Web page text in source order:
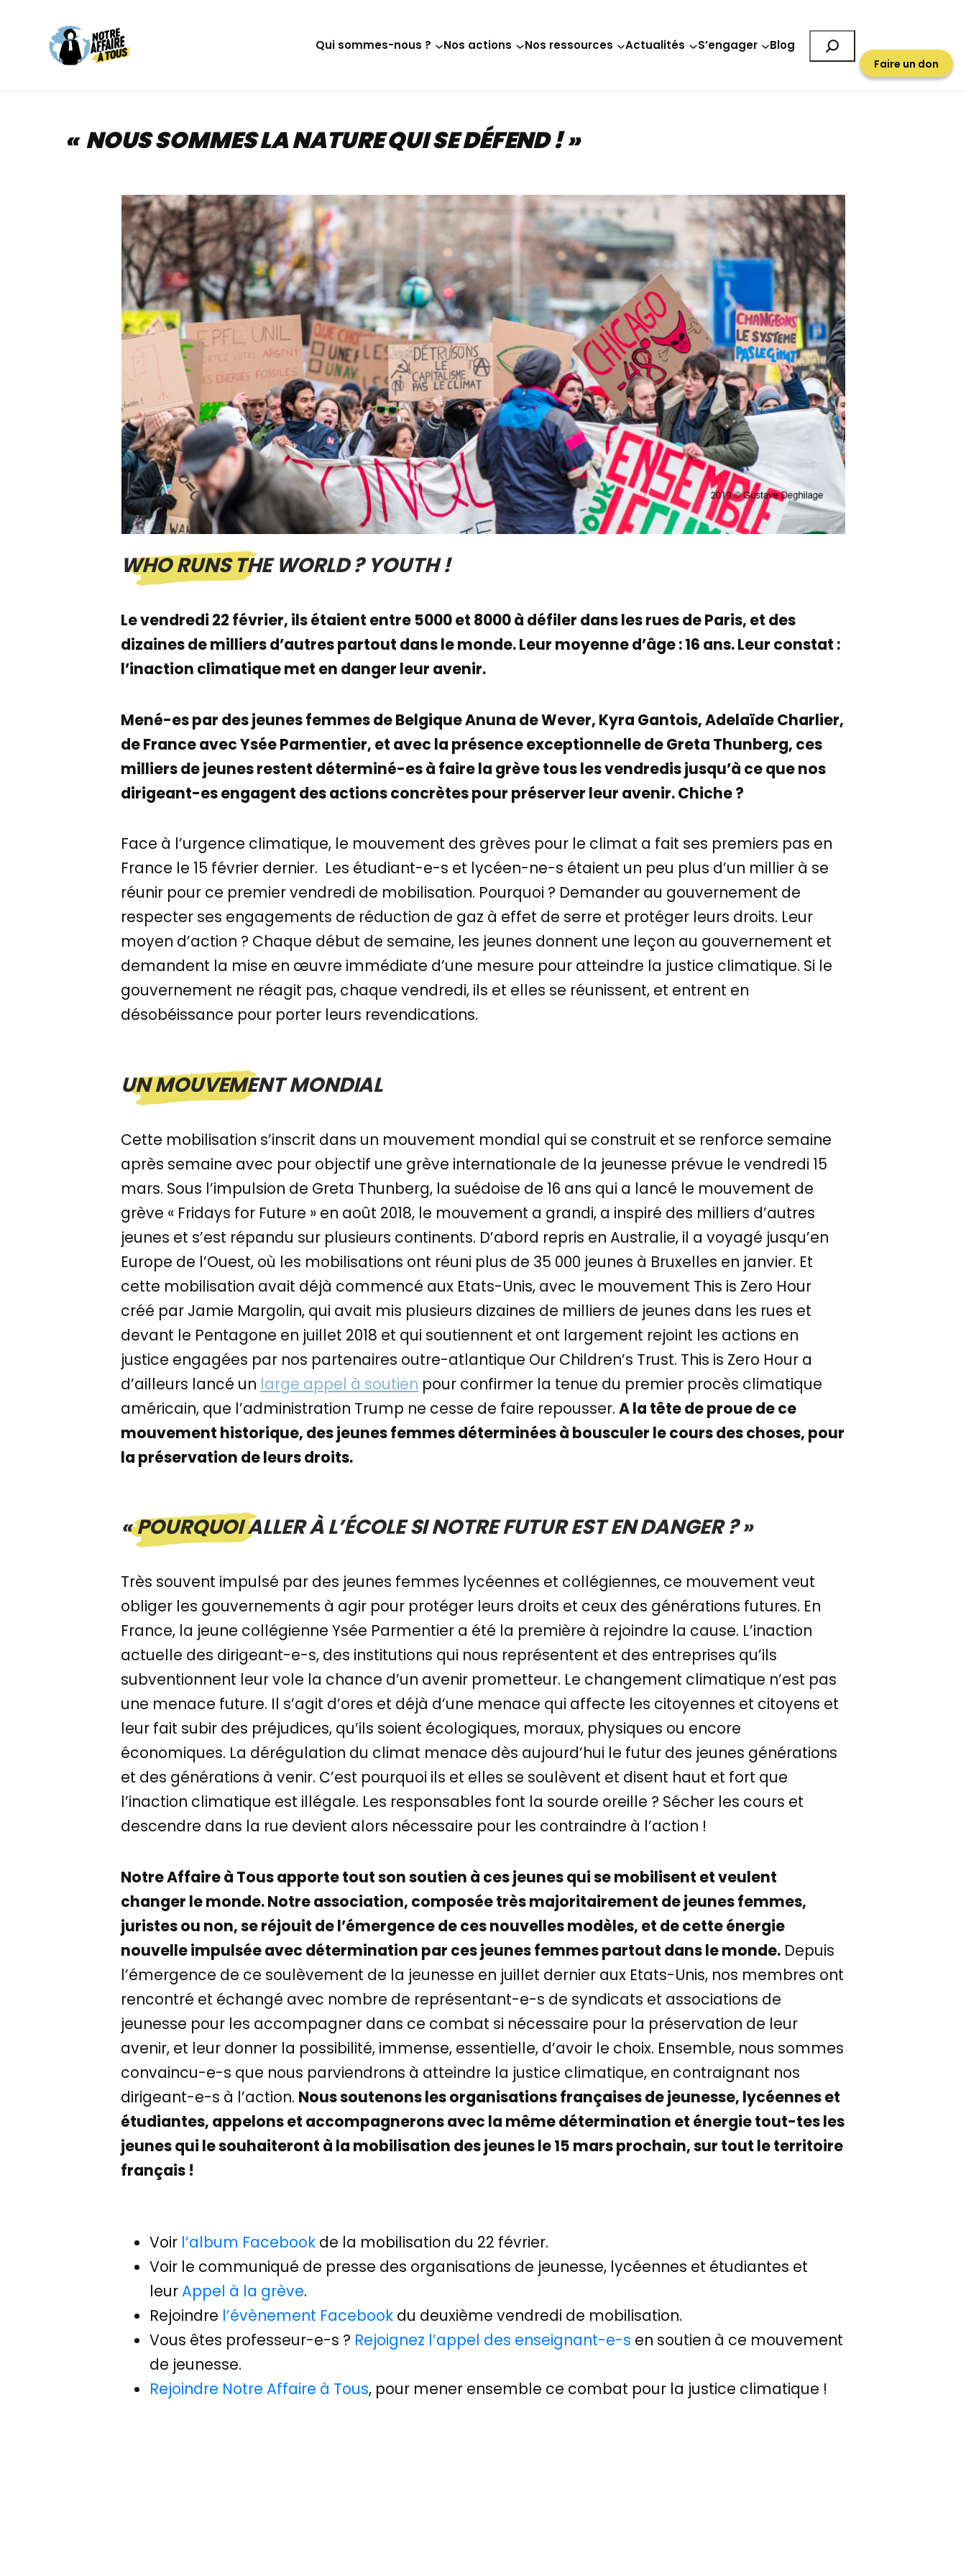
contenu
Qui sommes-nous ? Nos actions Nos ressources Actualités S’engager Blog
Faire un don
« NOUS SOMMES LA NATURE QUI SE DÉFEND ! »
WHO RUNS THE WORLD ? YOUTH !
Le vendredi 22 février, ils étaient entre 5000 et 8000 à défiler dans les rues de Paris, et des
dizaines de milliers d’autres partout dans le monde. Leur moyenne d’âge : 16 ans. Leur constat :
l’inaction climatique met en danger leur avenir.
Mené-es par des jeunes femmes de Belgique Anuna de Wever, Kyra Gantois, Adelaïde Charlier,
de France avec Ysée Parmentier, et avec la présence exceptionnelle de Greta Thunberg, ces
milliers de jeunes restent déterminé-es à faire la grève tous les vendredis jusqu’à ce que nos
dirigeant-es engagent des actions concrètes pour préserver leur avenir. Chiche ?
Face à l’urgence climatique, le mouvement des grèves pour le climat a fait ses premiers pas en
France le 15 février dernier. Les étudiant-e-s et lycéen-ne-s étaient un peu plus d’un millier à se
réunir pour ce premier vendredi de mobilisation. Pourquoi ? Demander au gouvernement de
respecter ses engagements de réduction de gaz à effet de serre et protéger leurs droits. Leur
moyen d’action ? Chaque début de semaine, les jeunes donnent une leçon au gouvernement et
demandent la mise en œuvre immédiate d’une mesure pour atteindre la justice climatique. Si le
gouvernement ne réagit pas, chaque vendredi, ils et elles se réunissent, et entrent en
désobéissance pour porter leurs revendications.
UN MOUVEMENT MONDIAL
Cette mobilisation s’inscrit dans un mouvement mondial qui se construit et se renforce semaine
après semaine avec pour objectif une grève internationale de la jeunesse prévue le vendredi 15
mars. Sous l’impulsion de Greta Thunberg, la suédoise de 16 ans qui a lancé le mouvement de
grève « Fridays for Future » en août 2018, le mouvement a grandi, a inspiré des milliers d’autres
jeunes et s’est répandu sur plusieurs continents. D’abord repris en Australie, il a voyagé jusqu’en
Europe de l’Ouest, où les mobilisations ont réuni plus de 35 000 jeunes à Bruxelles en janvier. Et
cette mobilisation avait déjà commencé aux Etats-Unis, avec le mouvement This is Zero Hour
créé par Jamie Margolin, qui avait mis plusieurs dizaines de milliers de jeunes dans les rues et
devant le Pentagone en juillet 2018 et qui soutiennent et ont largement rejoint les actions en
justice engagées par nos partenaires outre-atlantique Our Children’s Trust. This is Zero Hour a
d’ailleurs lancé un large appel à soutien pour confirmer la tenue du premier procès climatique
américain, que l’administration Trump ne cesse de faire repousser.A la tête de proue de ce
mouvement historique, des jeunes femmes déterminées à bousculer le cours des choses, pour
la préservation de leurs droits.
« POURQUOI ALLER À L’ÉCOLE SI NOTRE FUTUR EST EN DANGER ? »
Très souvent impulsé par des jeunes femmes lycéennes et collégiennes, ce mouvement veut
obliger les gouvernements à agir pour protéger leurs droits et ceux des générations futures. En
France, la jeune collégienne Ysée Parmentier a été la première à rejoindre la cause. L’inaction
actuelle des dirigeant-e-s, des institutions qui nous représentent et des entreprises qu’ils
subventionnent leur vole la chance d’un avenir prometteur. Le changement climatique n’est pas
une menace future. Il s’agit d’ores et déjà d’une menace qui affecte les citoyennes et citoyens et
leur fait subir des préjudices, qu’ils soient écologiques, moraux, physiques ou encore
économiques. La dérégulation du climat menace dès aujourd’hui le futur des jeunes générations
et des générations à venir. C’est pourquoi ils et elles se soulèvent et disent haut et fort que
l’inaction climatique est illégale. Les responsables font la sourde oreille ? Sécher les cours et
descendre dans la rue devient alors nécessaire pour les contraindre à l’action !
Notre Affaire à Tous apporte tout son soutien à ces jeunes qui se mobilisent et veulent
changer le monde. Notre association, composée très majoritairement de jeunes femmes,
juristes ou non, se réjouit de l’émergence de ces nouvelles modèles, et de cette énergie
nouvelle impulsée avec détermination par ces jeunes femmes partout dans le monde. Depuis
l’émergence de ce soulèvement de la jeunesse en juillet dernier aux Etats-Unis, nos membres ont
rencontré et échangé avec nombre de représentant-e-s de syndicats et associations de
jeunesse pour les accompagner dans ce combat si nécessaire pour la préservation de leur
avenir, et leur donner la possibilité, immense, essentielle, d’avoir le choix. Ensemble, nous sommes
convaincu-e-s que nous parviendrons à atteindre la justice climatique, en contraignant nos
dirigeant-e-s à l’action. Nous soutenons les organisations françaises de jeunesse, lycéennes et
étudiantes, appelons et accompagnerons avec la même détermination et énergie tout-tes les
jeunes qui le souhaiteront à la mobilisation des jeunes le 15 mars prochain, sur tout le territoire
français !
Voir l’album Facebook de la mobilisation du 22 février.
Voir le communiqué de presse des organisations de jeunesse, lycéennes et étudiantes et
leurAppel à la grève.
Rejoindre l’évènement Facebook du deuxième vendredi de mobilisation.
Vous êtes professeur-e-s ? Rejoignez l’appel des enseignant-e-s en soutien à ce mouvement
de jeunesse.
Rejoindre Notre Affaire à Tous, pour mener ensemble ce combat pour la justice climatique !